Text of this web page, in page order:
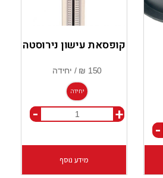
-
קופסאת עישון נירוסטה
יחידה
+
-
מידע נוסף